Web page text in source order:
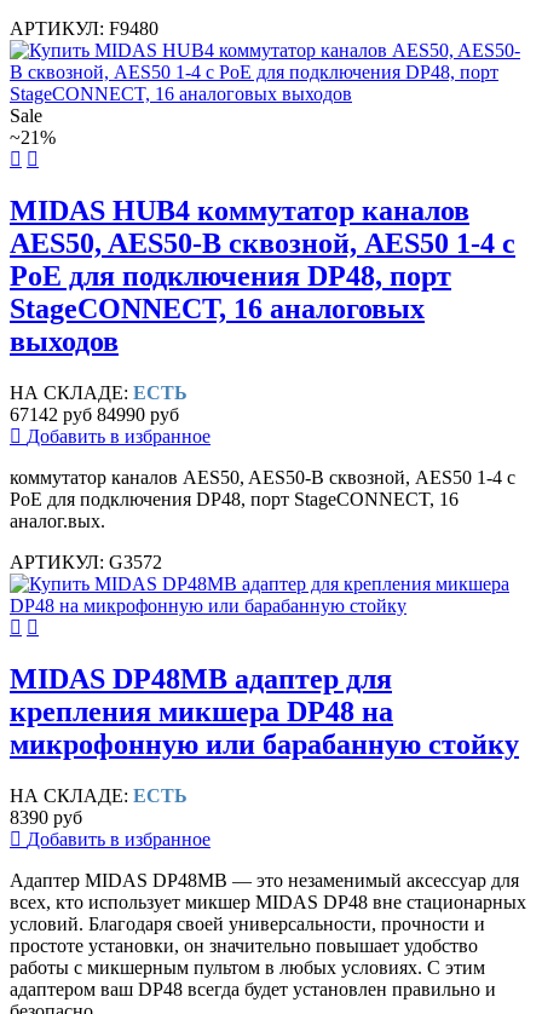
АРТИКУЛ: F9480
Sale
~21%
MIDAS HUB4 коммутатор каналов
AES50, AES50-B сквозной, AES50 1-4 с
PoE для подключения DP48, порт
StageCONNECT, 16 аналоговых
выходов
НА СКЛАДЕ: ЕСТЬ
67142 руб 84990 руб
Добавить в избранное
коммутатор каналов AES50, AES50-B сквозной, AES50 1-4 с
PoE для подключения DP48, порт StageCONNECT, 16
аналог.вых.
АРТИКУЛ: G3572
MIDAS DP48MB адаптер для
крепления микшера DP48 на
микрофонную или барабанную стойку
НА СКЛАДЕ: ЕСТЬ
8390 руб
Добавить в избранное
Адаптер MIDAS DP48MB — это незаменимый аксессуар для
всех, кто использует микшер MIDAS DP48 вне стационарных
условий. Благодаря своей универсальности, прочности и
простоте установки, он значительно повышает удобство
работы с микшерным пультом в любых условиях. С этим
адаптером ваш DP48 всегда будет установлен правильно и